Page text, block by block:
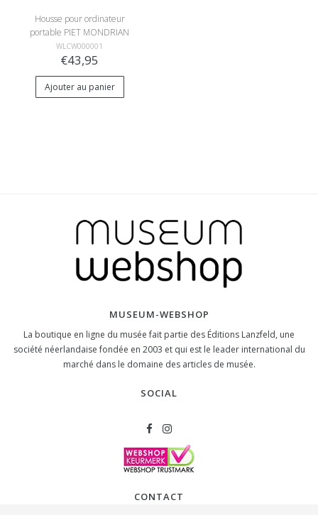
Housse pour ordinateur
portable PIET MONDRIAN
Composition
WLCW000001
€43,95
Ajouter au panier
MUSEUM-WEBSHOP
La boutique en ligne du musée fait partie des Éditions Lanzfeld, une
société néerlandaise fondée en 2003 et qui est le leader international du
marché dans le domaine des articles de musée.
SOCIAL
CONTACT